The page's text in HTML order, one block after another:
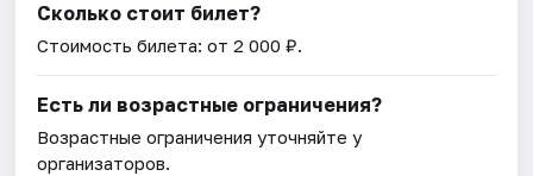
Сколько стоит билет?
Стоимость билета: от 2 000 ₽.
Есть ли возрастные ограничения?
Возрастные ограничения уточняйте у
организаторов.